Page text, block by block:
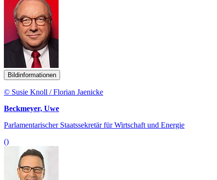
Bildinformationen
© Susie Knoll / Florian Jaenicke
Beckmeyer, Uwe
Parlamentarischer Staatssekretär für Wirtschaft und Energie
()